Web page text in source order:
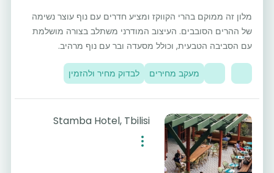
מלון זה ממוקם בהרי הקווקז ומציע חדרים עם נוף עוצר נשימה
של ההרים הסובבים. העיצוב המודרני משתלב בצורה מושלמת
עם הסביבה הטבעית, וכולל מסעדה ובר עם נוף מרהיב.
מעקב מחירים לבדוק מחיר ולהזמין
Stamba Hotel, Tbilisi